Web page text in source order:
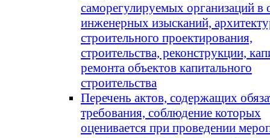
саморегулируемых организаций в
инженерных изысканий,
строительного проектирования,
строительства, реконструкции,
ремонта объектов капитального
строительства
Перечень актов, содержащих
требования, соблюдение которых
оценивается при проведении